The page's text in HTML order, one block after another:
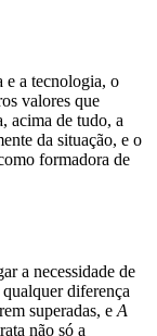
e a tecnologia, o
valores que
acima de tudo, a
da situação, e o
formadora de
a necessidade de
diferença
superadas, e A
não só a